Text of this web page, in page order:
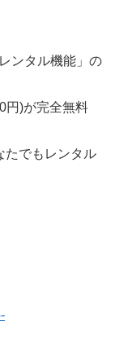
ンタル機能」の
が完全無料
たでもレンタル